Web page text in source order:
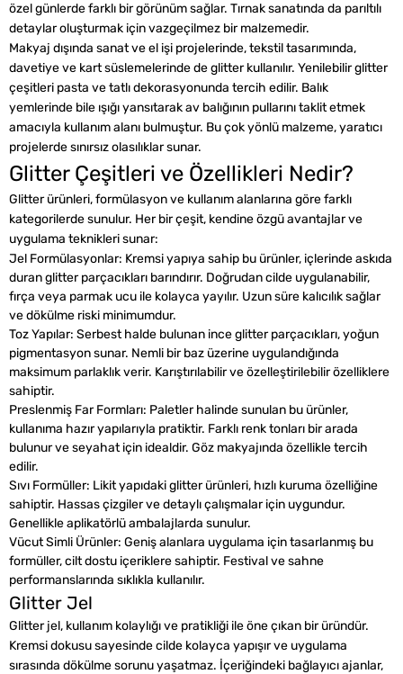
özel günlerde farklı bir görünüm sağlar. Tırnak sanatında da parıltılı
detaylar oluşturmak için vazgeçilmez bir malzemedir.
Makyaj dışında sanat ve el işi projelerinde, tekstil tasarımında,
davetiye ve kart süslemelerinde de glitter kullanılır. Yenilebilir glitter
çeşitleri pasta ve tatlı dekorasyonunda tercih edilir. Balık
yemlerinde bile ışığı yansıtarak av balığının pullarını taklit etmek
amacıyla kullanım alanı bulmuştur. Bu çok yönlü malzeme, yaratıcı
projelerde sınırsız olasılıklar sunar.
Glitter Çeşitleri ve Özellikleri Nedir?
Glitter ürünleri, formülasyon ve kullanım alanlarına göre farklı
kategorilerde sunulur. Her bir çeşit, kendine özgü avantajlar ve
uygulama teknikleri sunar:
Jel Formülasyonlar: Kremsi yapıya sahip bu ürünler, içlerinde askıda
duran glitter parçacıkları barındırır. Doğrudan cilde uygulanabilir,
fırça veya parmak ucu ile kolayca yayılır. Uzun süre kalıcılık sağlar
ve dökülme riski minimumdur.
Toz Yapılar: Serbest halde bulunan ince glitter parçacıkları, yoğun
pigmentasyon sunar. Nemli bir baz üzerine uygulandığında
maksimum parlaklık verir. Karıştırılabilir ve özelleştirilebilir özelliklere
sahiptir.
Preslenmiş Far Formları: Paletler halinde sunulan bu ürünler,
kullanıma hazır yapılarıyla pratiktir. Farklı renk tonları bir arada
bulunur ve seyahat için idealdir. Göz makyajında özellikle tercih
edilir.
Sıvı Formüller: Likit yapıdaki glitter ürünleri, hızlı kuruma özelliğine
sahiptir. Hassas çizgiler ve detaylı çalışmalar için uygundur.
Genellikle aplikatörlü ambalajlarda sunulur.
Vücut Simli Ürünler: Geniş alanlara uygulama için tasarlanmış bu
formüller, cilt dostu içeriklere sahiptir. Festival ve sahne
performanslarında sıklıkla kullanılır.
Glitter Jel
Glitter jel, kullanım kolaylığı ve pratikliği ile öne çıkan bir üründür.
Kremsi dokusu sayesinde cilde kolayca yapışır ve uygulama
sırasında dökülme sorunu yaşatmaz. İçeriğindeki bağlayıcı ajanlar,